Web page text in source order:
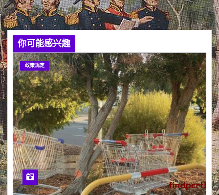
你可能感兴趣
政策规定